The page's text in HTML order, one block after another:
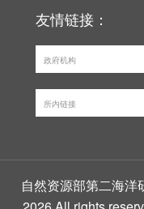
友情链接：
政府机构
所内链接
自然资源部第二海